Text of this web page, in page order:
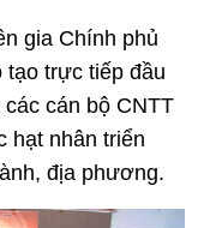
gia Chính phủ
tạo trực tiếp đầu
cán bộ CNTT
hạt nhân triển
địa phương.